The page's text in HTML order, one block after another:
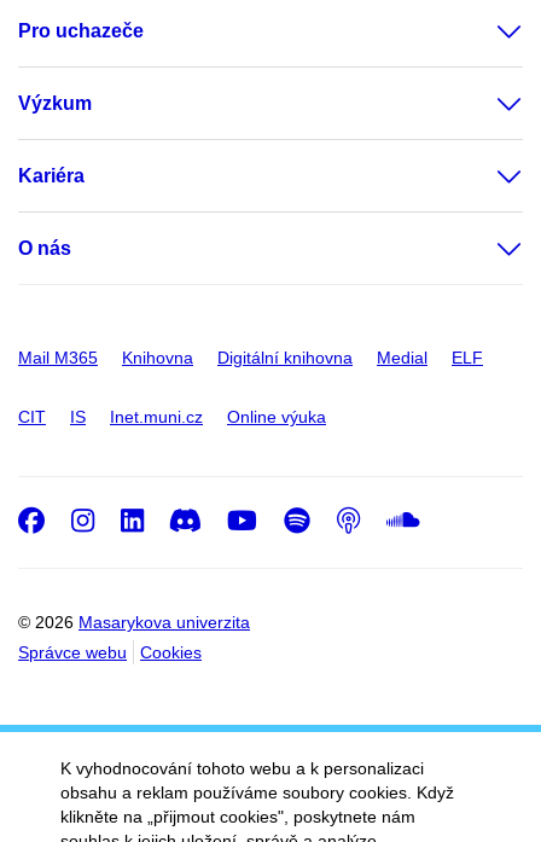
Pro uchazeče
Výzkum
Kariéra
O nás
Mail M365 Knihovna Digitální knihovna Medial ELF
CIT IS Inet.muni.cz Online výuka
© 2026 Masarykova univerzita
Správce webu
Cookies
Facebook
Instagram
LinkedIn
DiscordYoutube
Spotify
Podcast
K vyhodnocování tohoto webu a k personalizaci
obsahu a reklam používáme soubory cookies. Když
klikněte na „přijmout cookies", poskytnete nám